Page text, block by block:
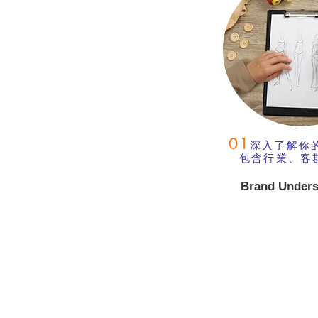
01 深入了解你
包含行業、客
Brand